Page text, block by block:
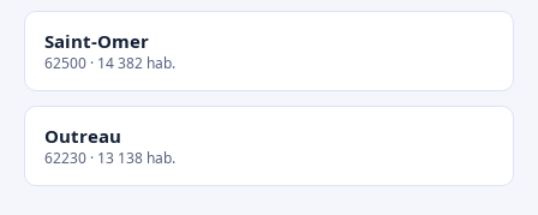
Saint-Omer
62500 · 14 382 hab.
Outreau
62230 · 13 138 hab.